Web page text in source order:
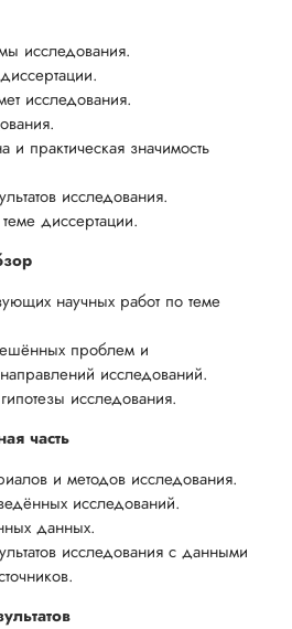
исследования.
исследования.
и практическая значимость
исследования.
диссертации.
научных работ по теме
проблем и
исследований.
исследования.
часть
и методов исследования.
исследований.
данных.
исследования с данными